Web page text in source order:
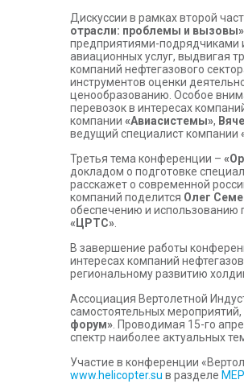
Дискуссии в рамках второй
отрасли: проблемы и вызовы»
предприятиями-подрядчиками
авиационных услуг, выдвигая
компаний нефтегазового
инструментов оценки
ценообразованию. Особое
перевозок в интересах
компании «Авиасистемы»,
ведущий специалист компании
Третья тема конференции –
докладом о подготовке
расскажет о современной
компаний поделится Олег
обеспечению и использованию
«ЦРТС»
В завершение работы
интересах компаний
региональному развитию
Ассоциация Вертолетной
самостоятельных
форум» . Проводимая 15-го
спектр наиболее актуальных
Участие в конференции
www.helicopter.su в разделе